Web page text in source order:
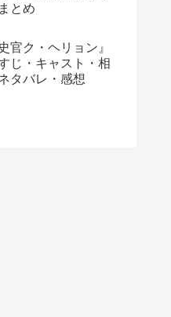
とめ
官ク・ヘリョン』
じ・キャスト・相
タバレ・感想